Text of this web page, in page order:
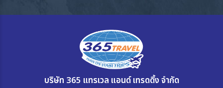
บริษัท 365 แทรเวล แอนด์ เทรดดิ้ง จำกัด